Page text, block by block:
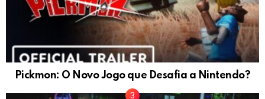
Pickmon: O Novo Jogo que Desafia a Nintendo?